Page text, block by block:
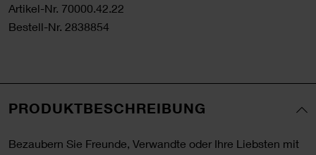
Artikel-Nr. 70000.42.22
Bestell-Nr. 2838854
PRODUKTBESCHREIBUNG
Bezaubern Sie Freunde, Verwandte oder Ihre Liebsten mit